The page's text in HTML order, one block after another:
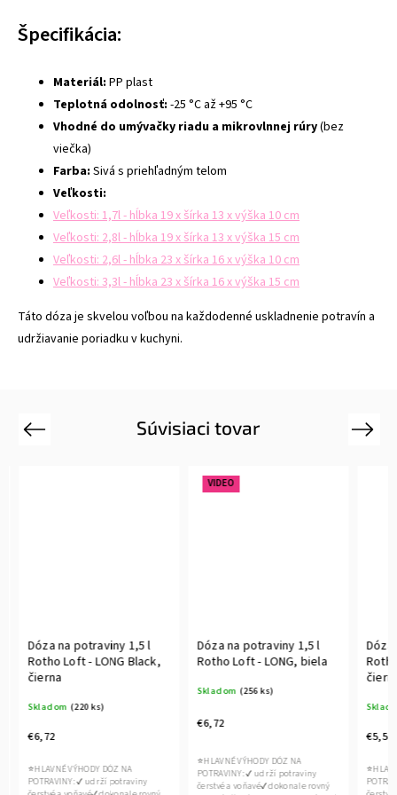
Špecifikácia:
Materiál: PP plast
Teplotná odolnosť: -25 °C až +95 °C
Vhodné do umývačky riadu a mikrovlnnej rúry(bez
viečka)
Farba: Sivá s priehľadným telom
Veľkosti:
Veľkosti: 1,7l - hĺbka 19 x šírka 13 x výška 10 cm
Veľkosti: 2,8l - hĺbka 19 x šírka 13 x výška 15 cm
Veľkosti: 2,6l - hĺbka 23 x šírka 16 x výška 10 cm
Veľkosti: 3,3l - hĺbka 23 x šírka 16 x výška 15 cm
Táto dóza je skvelou voľbou na každodenné uskladnenie potravín a
udržiavanie poriadku v kuchyni.
Súvisiaci tovar
Previous
Dóza na potraviny 1,5 l
Rotho Loft - LONG Black,
čierna
Skladom (220 ks)
€6,72
⭐HLAVNÉ VÝHODY DÓZ NA
POTRAVINY: ✔ udrží potraviny
VIDEO
Dóza na potraviny 1,5 l
Rotho Loft - LONG, biela
Skladom (256 ks)
€6,72
⭐HLAVNÉ VÝHODY DÓZ NA
POTRAVINY: ✔ udrží potraviny
čerstvé a voňavé✔ dokonale rovný
Dóza
čierna
€5,52
Next